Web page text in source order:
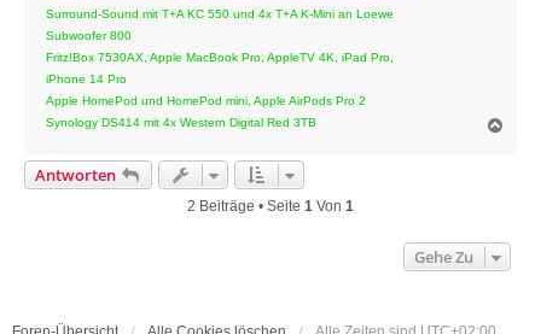
Surround-Sound mit T+A KC 550 und 4x T+A K-Mini an Loewe
Subwoofer 800
Fritz!Box 7530AX, Apple MacBook Pro, AppleTV 4K, iPad Pro,
iPhone 14 Pro
Apple HomePod und HomePod mini, Apple AirPods Pro 2
Synology DS414 mit 4x Western Digital Red 3TB
e
Antworten
2 Beiträge • Seite 1 Von 1
Gehe Zu